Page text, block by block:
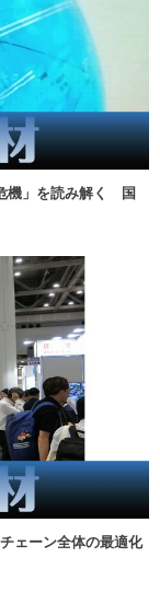
機」を読み解く 国
ェーン全体の最適化